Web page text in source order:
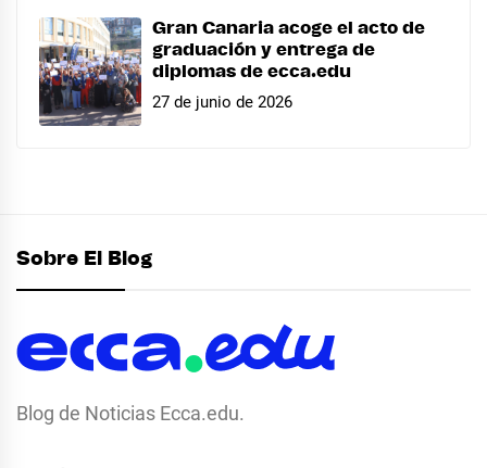
Gran Canaria acoge el acto de
graduación y entrega de
diplomas de ecca.edu
27 de junio de 2026
Sobre El Blog
Blog de Noticias Ecca.edu.